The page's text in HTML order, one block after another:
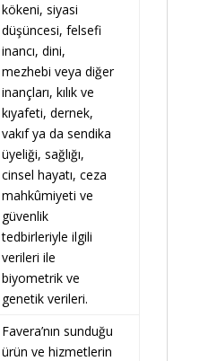
kökeni, siyasi
düşüncesi, felsefi
inancı, dini,
mezhebi veya diğer
inançları, kılık ve
kıyafeti, dernek,
vakıf ya da sendika
üyeliği, sağlığı,
cinsel hayatı, ceza
mahkûmiyeti ve
güvenlik
tedbirleriyle ilgili
verileri ile
biyometrik ve
genetik verileri.
Favera’nın sunduğu
ürün ve hizmetlerin